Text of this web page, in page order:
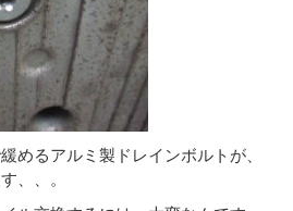
めるアルミ製ドレインボルトが、
、、。